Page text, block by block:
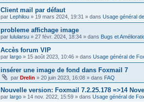
Client mail par défaut
par Lephilou » 19 mars 2024, 19:31 » dans Usage général
probleme affichage image
par lulularsu » 27 févr. 2024, 18:34 » dans Bugs et
Accès forum VIP
par largo » 15 août 2023, 10:46 » dans Usage général de
insérer une image de fond dans Foxmail 7
par Drelin » 20 juin 2023, 16:08 » dans FAQ
Nouvelle version: Foxmail 7.2.25.178 =>14
par largo » 14 nov. 2022, 15:59 » dans Usage général de